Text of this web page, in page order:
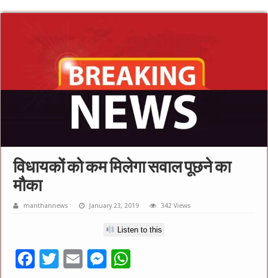
विधायकों को कम मिलेगा सवाल पूछने का
मौका
manthannews January 23, 2019 342 Views
Listen to this
F
T
E
M